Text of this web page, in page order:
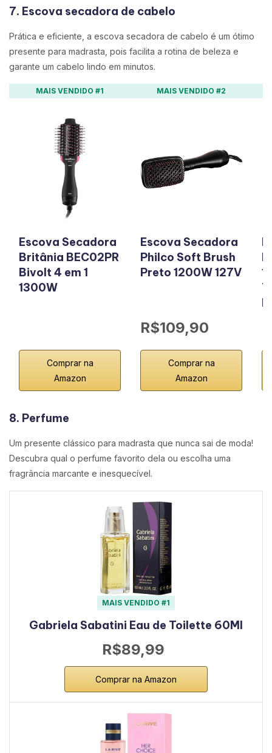
7. Escova secadora de cabelo
Prática e eficiente, a escova secadora de cabelo é um ótimo
presente para madrasta, pois facilita a rotina de beleza e
garante um cabelo lindo em minutos.
MAIS VENDIDO #1
Escova Secadora
Britânia BEC02PR
Bivolt 4 em 1
1300W
Comprar na
Amazon
MAIS VENDIDO #2
Escova Secadora
Philco Soft Brush
Preto 1200W 127V
R$109,90
Comprar na
Amazon
8. Perfume
Um presente clássico para madrasta que nunca sai de moda!
Descubra qual o perfume favorito dela ou escolha uma
fragrância marcante e inesquecível.
MAIS VENDIDO #1
Gabriela Sabatini Eau de Toilette 60Ml
R$89,99
Comprar na Amazon